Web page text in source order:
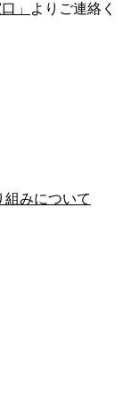
」
よりご連絡く
みについて